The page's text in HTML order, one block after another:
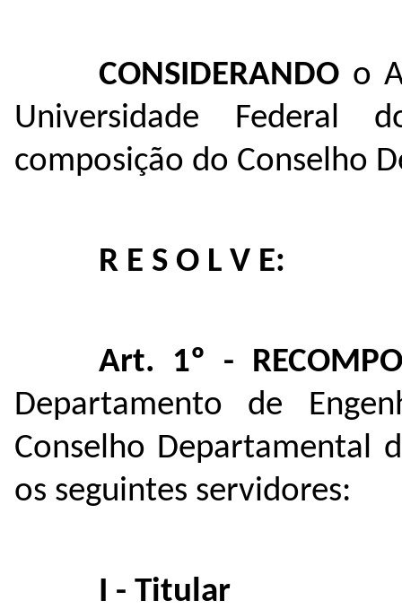
CONSIDERANDO o
Universidade Federal
composição do Conselho
R E S O L V E:
Art. 1º -
Departamento de
Conselho Departamental
os seguintes servidores:
I - Titular